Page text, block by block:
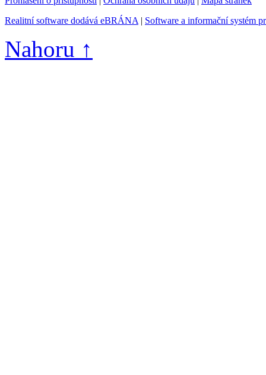
Realitní software dodává eBRÁNA | Software a informační systém
Nahoru ↑